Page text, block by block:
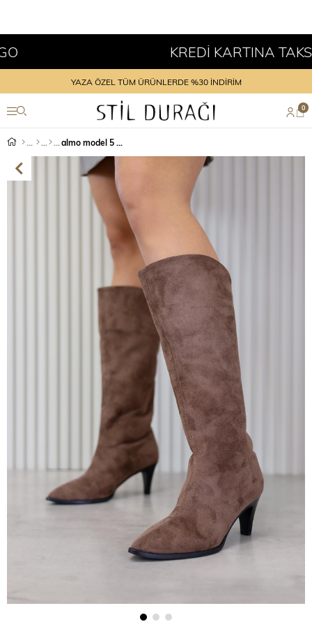
KREDİ KARTINA TAKSİT
YAZA ÖZEL TÜM ÜRÜNLERDE %30 İNDİRİM
0
almo model 5 cm topuklu yeni sezon uzun çizme KAHVE